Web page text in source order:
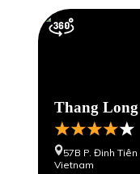
Thang
57B P. Đinh
Vietnam